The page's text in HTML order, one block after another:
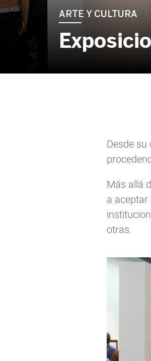
ARTE Y CULTURA
Desde
Más allá
a
otras.